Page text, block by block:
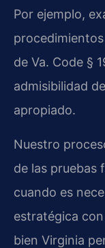
Por ejemplo,
de Va. Code §
admisibilidad
apropiado.
Nuestro
de las pruebas
cuando es
estratégica
bien Virginia